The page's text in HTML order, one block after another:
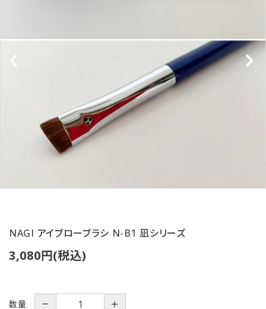
商品一覧
用途で選ぶ
ご利用ガイド
プライバシーポリシー
特定商取引法について
NAGI アイブローブラシ N-B1 凪シリーズ
3,080円(税込)
数量 － ＋